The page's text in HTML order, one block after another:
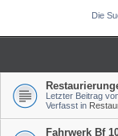
Die
Letzter Beitrag
Verfasst in
Fahrwerk Bf